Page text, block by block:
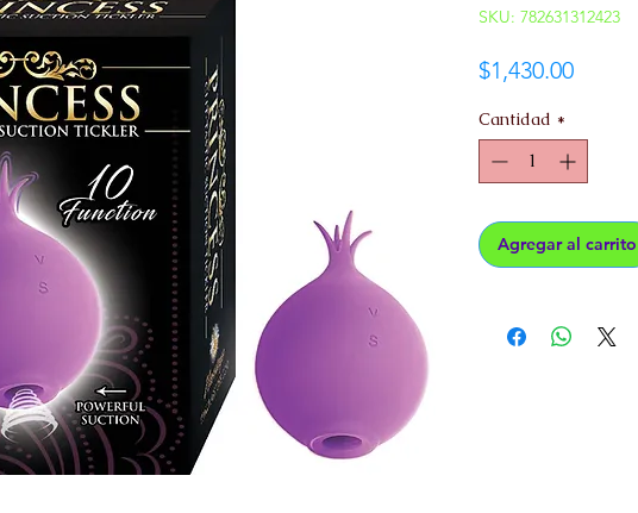
SKU: 782631312423
$1,430.00Precio
Cantidad *
Agregar al carrito